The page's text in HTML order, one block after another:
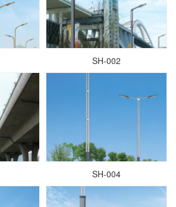
SH-002
SH-004